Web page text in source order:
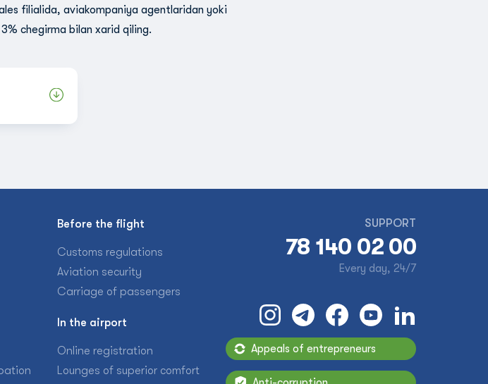
filialida, aviakompaniya agentlaridan yoki
chegirma bilan xarid qiling.
Before the flight
Customs regulations
Aviation security
Carriage of passengers
In the airport
Online registration
Lounges of superior comfort
SUPPORT
78 140 02 00
Every day, 24/7
Appeals of entrepreneurs